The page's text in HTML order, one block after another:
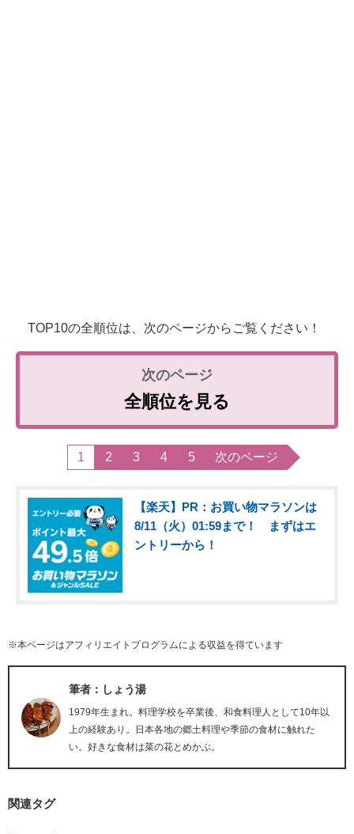
TOP10の全順位は、次のページからご覧ください！
全順位を見る
1 2 3 4 5 次のページ
【楽天】PR：お買い物マラソンは
8/11（火）01:59まで！ まずはエ
ントリーから！
※本ページはアフィリエイトプログラムによる収益を得ています
筆者：しょう湯
1979年生まれ。料理学校を卒業後、和食料理人として10年以
上の経験あり。日本各地の郷土料理や季節の食材に触れた
い。好きな食材は菜の花とめかぶ。
関連タグ